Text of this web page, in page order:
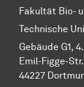
Fakultät Bio-
Technische
Gebäude G1,
Emil-Figge-
44227